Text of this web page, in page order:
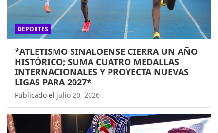
DEPORTES
*ATLETISMO SINALOENSE CIERRA UN AÑO
HISTÓRICO; SUMA CUATRO MEDALLAS
INTERNACIONALES Y PROYECTA NUEVAS
LIGAS PARA 2027*
Publicado el julio 20, 2026